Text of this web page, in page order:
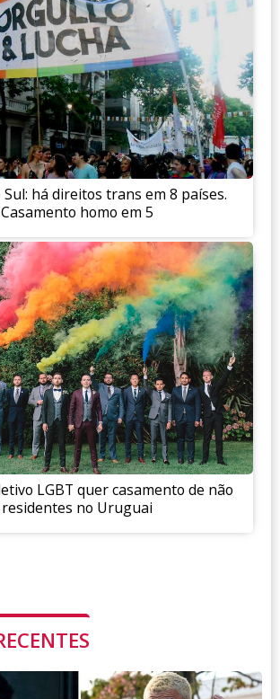
Sul: há direitos trans em 8 países.
Casamento homo em 5
LGBT quer casamento de não
residentes no Uruguai